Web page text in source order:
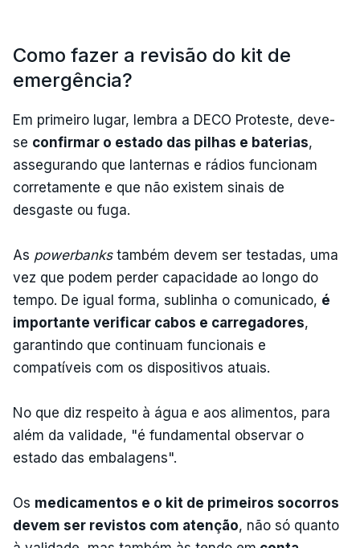
Como fazer a revisão do kit de
emergência?
Em primeiro lugar, lembra a DECO Proteste, deve-
se confirmar o estado das pilhas e baterias,
assegurando que lanternas e rádios funcionam
corretamente e que não existem sinais de
desgaste ou fuga.
As powerbankstambém devem ser testadas, uma
vez que podem perder capacidade ao longo do
tempo. De igual forma, sublinha o comunicado, é
importante verificar cabos e carregadores,
garantindo que continuam funcionais e
compatíveis com os dispositivos atuais.
No que diz respeito à água e aos alimentos, para
além da validade, "é fundamental observar o
estado das embalagens".
Os medicamentos e o kit de primeiros socorros
devem ser revistos com atenção, não só quanto